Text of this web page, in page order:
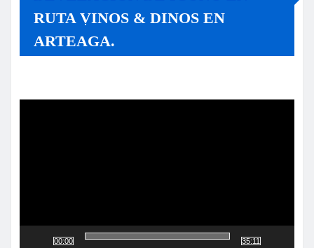
RUTA VINOS & DINOS EN
ARTEAGA.
00:00 35:11